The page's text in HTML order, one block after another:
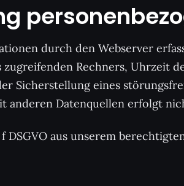
durch den Webserver
Rechners, Uhrzeit
Sicherstellung eines
anderen Datenquellen erfolgt
aus unserem